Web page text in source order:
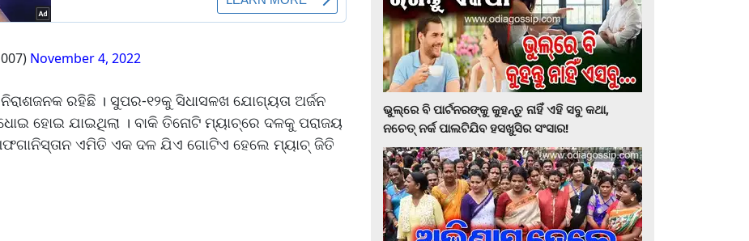
November 4, 2022
ରହିଛି । ସୁପର-୧୨କୁ ସିଧାସଳଖ ଯୋଗ୍ୟତା ଅର୍ଜନ
ହୋଇ ଯାଇଥିଲା । ବାକି ତିନୋଟି ମ୍ୟାଚ୍‌ରେ ଦଳକୁ ପରାଜୟ
ଏମିତି ଏକ ଦଳ ଯିଏ ଗୋଟିଏ ହେଲେ ମ୍ୟାଚ୍ ଜିତି
ଭୁଲ୍‌ରେ ବି ପାର୍ଟନରଙ୍କୁ କୁହନ୍ତୁ ନାହିଁ ଏହି ସବୁ କଥା,
ନଚେତ୍‌ ନର୍କ ପାଲଟିଯିବ ହସଖୁସିର ସଂସାର!